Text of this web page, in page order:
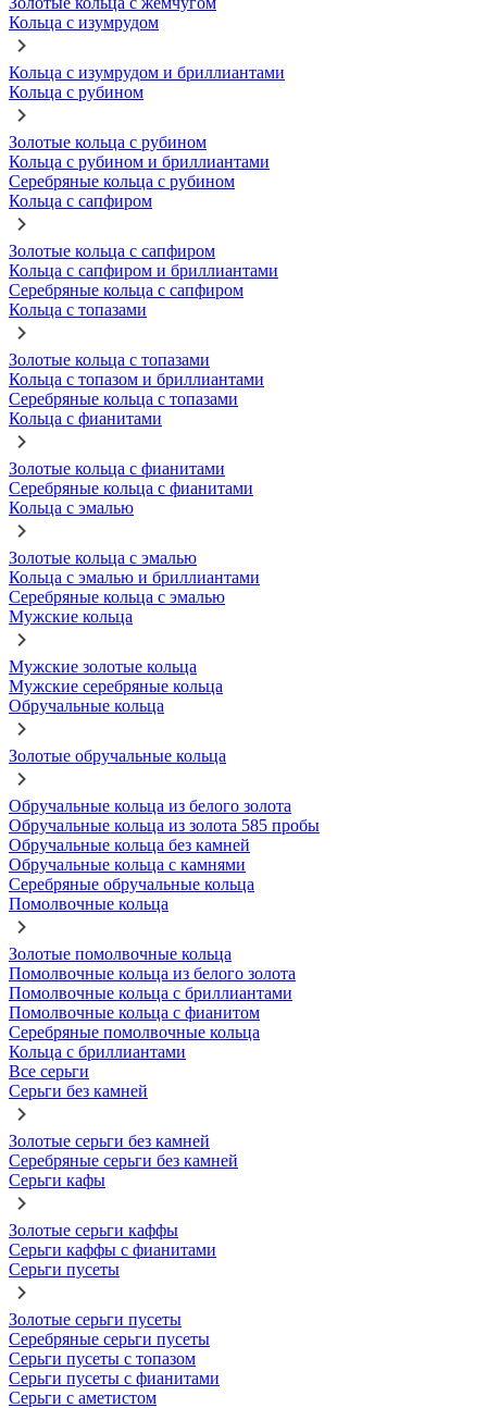
Кольца с изумрудом
Кольца с изумрудом и бриллиантами
Кольца с рубином
Золотые кольца с рубином
Кольца с рубином и бриллиантами
Серебряные кольца с рубином
Кольца с сапфиром
Золотые кольца с сапфиром
Кольца с сапфиром и бриллиантами
Серебряные кольца с сапфиром
Кольца с топазами
Золотые кольца с топазами
Кольца с топазом и бриллиантами
Серебряные кольца с топазами
Кольца с фианитами
Золотые кольца с фианитами
Серебряные кольца с фианитами
Кольца с эмалью
Золотые кольца с эмалью
Кольца с эмалью и бриллиантами
Серебряные кольца с эмалью
Мужские кольца
Мужские золотые кольца
Мужские серебряные кольца
Обручальные кольца
Золотые обручальные кольца
Обручальные кольца из белого золота
Обручальные кольца из золота 585 пробы
Обручальные кольца без камней
Обручальные кольца с камнями
Серебряные обручальные кольца
Помолвочные кольца
Золотые помолвочные кольца
Помолвочные кольца из белого золота
Помолвочные кольца с бриллиантами
Помолвочные кольца с фианитом
Серебряные помолвочные кольца
Кольца с бриллиантами
Все серьги
Серьги без камней
Золотые серьги без камней
Серебряные серьги без камней
Серьги кафы
Золотые серьги каффы
Серьги каффы с фианитами
Серьги пусеты
Золотые серьги пусеты
Серебряные серьги пусеты
Серьги пусеты с топазом
Серьги пусеты с фианитами
Серьги с аметистом